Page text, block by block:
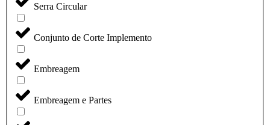
Serra Circular
Conjunto de Corte Implemento
Embreagem
Embreagem e Partes